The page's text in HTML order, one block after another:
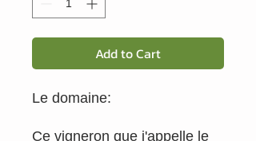
Add to Cart
Le domaine:
Ce vigneron que j'appelle le